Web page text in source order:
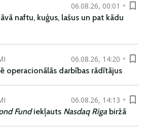
06.08.26, 00:01
naftu, kuģus, lašus un pat kādu
06.08.26, 14:20
operacionālās darbības rādītājus
06.08.26, 14:13
Fundiekļauts Nasdaq Riga biržā